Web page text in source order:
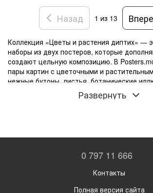
Назад 1 из 13
Коллекция «Цветы и растения диптих» —
наборы из двух постеров, которые
создают цельную композицию. В
пары картин с цветочными и
нежные бутоны, листья, ботанические
современные графические решения.
предлагаем печать высокого качества на
интерьер. Заказывайте онлайн с
Развернуть
0 797 11 666
Контакты
Полная версия сайта